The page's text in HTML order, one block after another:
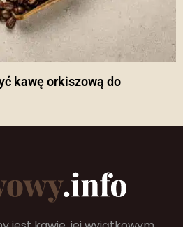
kawę orkiszową do